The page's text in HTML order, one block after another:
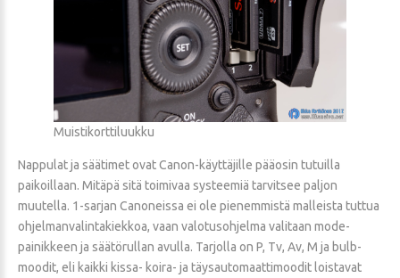
Muistikorttiluukku
Nappulat ja säätimet ovat Canon-käyttäjille pääosin tutuilla
paikoillaan. Mitäpä sitä toimivaa systeemiä tarvitsee paljon
muutella. 1-sarjan Canoneissa ei ole pienemmistä malleista tuttua
ohjelmanvalintakiekkoa, vaan valotusohjelma valitaan mode-
painikkeen ja säätörullan avulla. Tarjolla on P, Tv, Av, M ja bulb-
moodit, eli kaikki kissa- koira- ja täysautomaattimoodit loistavat